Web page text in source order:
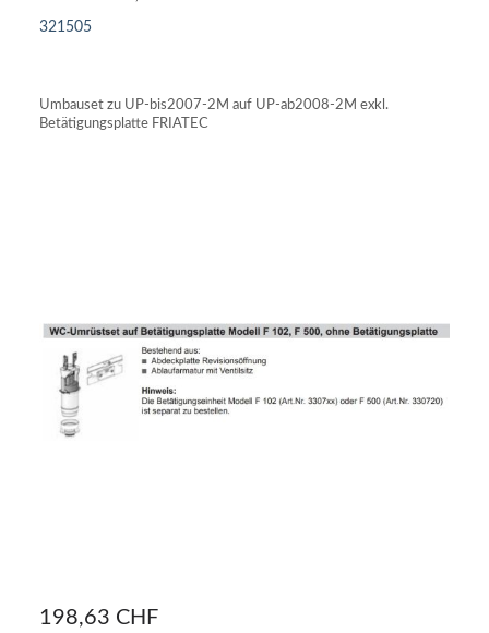
321505
Umbauset zu UP-bis2007-2M auf UP-ab2008-2M exkl.
Betätigungsplatte FRIATEC
198,63 CHF